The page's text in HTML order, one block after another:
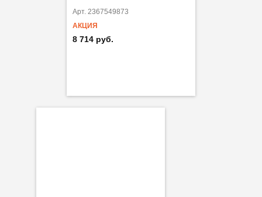
Арт. 2367549873
АКЦИЯ
8 714 руб.